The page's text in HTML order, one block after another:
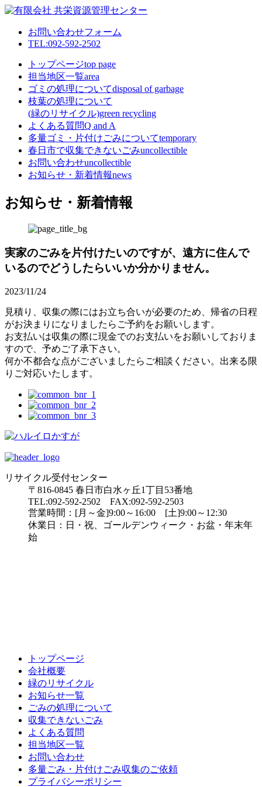
お問い合わせフォーム
TEL:092-592-2502
トップページtop page
担当地区一覧area
ゴミの処理についてdisposal of garbage
枝葉の処理について
(緑のリサイクル)green recycling
よくある質問Q and A
多量ゴミ・片付けごみについてtemporary
春日市で収集できないごみuncollectible
お問い合わせuncollectible
お知らせ・新着情報news
お知らせ・新着情報
実家のごみを片付けたいのですが、遠方に住んで
いるのでどうしたらいいか分かりません。
2023/11/24
見積り、収集の際にはお立ち合いが必要のため、帰省の日程
がお決まりになりましたらご予約をお願いします。
お支払いは収集の際に現金でのお支払いをお願いしておりま
すので、予めご了承下さい。
何か不都合な点がございましたらご相談ください。出来る限
りご対応いたします。
リサイクル受付センター
〒816-0845 春日市白水ヶ丘1丁目53番地
TEL:092-592-2502 FAX:092-592-2503
営業時間：[月～金]9:00～16:00 [土]9:00～12:30
休業日：日・祝、ゴールデンウィーク・お盆・年末年
始
トップページ
会社概要
緑のリサイクル
お知らせ一覧
ごみの処理について
収集できないごみ
よくある質問
担当地区一覧
お問い合わせ
多量ごみ・片付けごみ収集のご依頼
プライバシーポリシー